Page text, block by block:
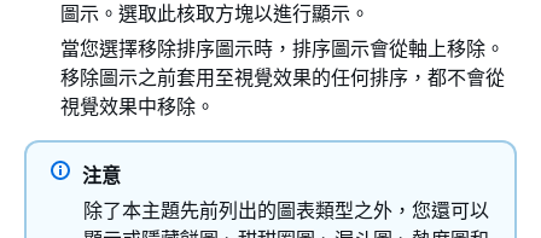
圖示。選取此核取方塊以進行顯示。
當您選擇移除排序圖示時，排序圖示會從軸上移除。
移除圖示之前套用至視覺效果的任何排序，都不會從
視覺效果中移除。
注意
除了本主題先前列出的圖表類型之外，您還可以